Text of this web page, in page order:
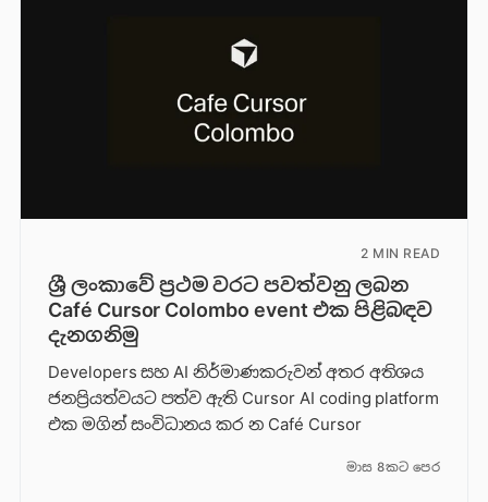
2 MIN READ
ශ්‍රී ලංකාවේ ප්‍රථම වරට පවත්වනු ලබන
Café Cursor Colombo event එක පිළිබඳව
දැනගනිමු
Developers සහ AI නිර්මාණකරුවන් අතර අතිශය
ජනප්‍රියත්වයට පත්ව ඇති Cursor AI coding platform
එක මගින් සංවිධානය කර න Café Cursor
මාස 8කට පෙර